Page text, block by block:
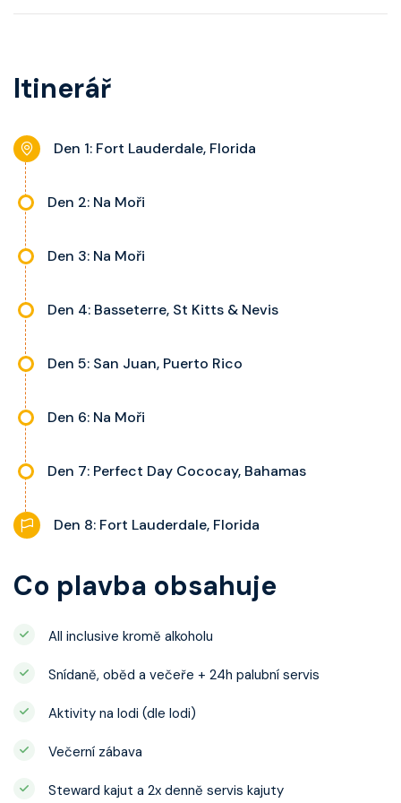
pohovku či více ložnicí podle
nastavitelnou klimatizaci,
noční stolky, trezor a balkon s
výhledem, velikost kajuty a balkonu
Itinerář
Den 1: Fort Lauderdale, Florida
Den 2: Na Moři
Den 3: Na Moři
Den 4: Basseterre, St Kitts & Nevis
Den 5: San Juan, Puerto Rico
Den 6: Na Moři
Den 7: Perfect Day Cococay, Bahamas
Den 8: Fort Lauderdale, Florida
Co plavba obsahuje
All inclusive kromě alkoholu
Snídaně, oběd a večeře + 24h palubní servis
Aktivity na lodi (dle lodi)
Večerní zábava
Steward kajut a 2x denně servis kajuty